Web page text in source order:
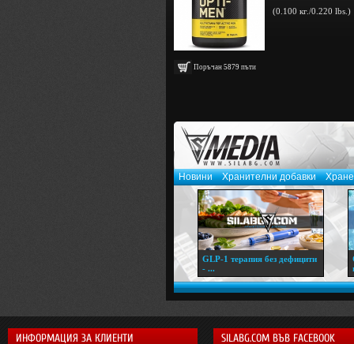
Поръчан 5879 пъти
(0.100 кг./0.220 lbs.)
Новини Хранителни добавки
GLP-1 терапия без дефицити
- ...
ИНФОРМАЦИЯ ЗА КЛИЕНТИ SILABG.COM ВЪВ FACEBOOK